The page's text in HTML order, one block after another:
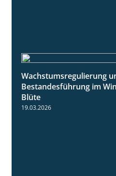
Wachstumsregulierung
Bestandesführung im
Blüte
19.03.2026